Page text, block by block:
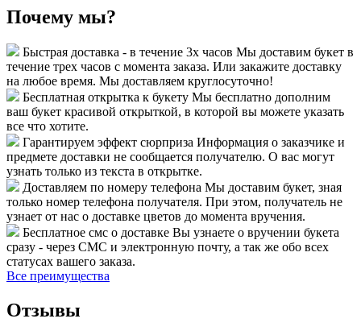
Почему мы?
Быстрая доставка - в течение 3х часов Мы доставим букет в
течение трех часов с момента заказа. Или закажите доставку
на любое время. Мы доставляем круглосуточно!
Бесплатная открытка к букету Мы бесплатно дополним
ваш букет красивой открыткой, в которой вы можете указать
все что хотите.
Гарантируем эффект сюрприза Информация о заказчике и
предмете доставки не сообщается получателю. О вас могут
узнать только из текста в открытке.
Доставляем по номеру телефона Мы доставим букет, зная
только номер телефона получателя. При этом, получатель не
узнает от нас о доставке цветов до момента вручения.
Бесплатное смс о доставке Вы узнаете о вручении букета
сразу - через СМС и электронную почту, а так же обо всех
статусах вашего заказа.
Все преимущества
Отзывы